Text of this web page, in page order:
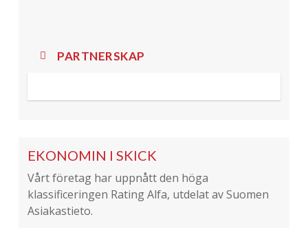
PARTNERSKAP
via samarbetet har vi fått “Application
Development”-kompetens. Detta
innebär att vi har en påvisad kunskap
och erfarenhet om Microsofts
produkter, teknik och lösningar samt
EKONOMIN I SKICK
Vårt företag har uppnått den höga
klassificeringen Rating Alfa, utdelat av Suomen
Asiakastieto.